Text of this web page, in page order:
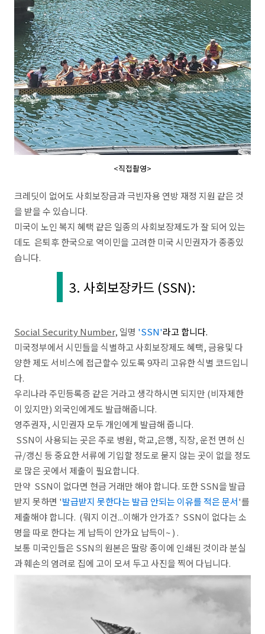
<직접촬영>
크레딧이 없어도 사회보장금과 극빈자용 연방 재정 지원 같은 것
을 받을 수 있습니다.
미국이 노인 복지 혜택 같은 일종의 사회보장제도가 잘 되어 있는
데도 은퇴후 한국으로 역이민을 고려한 미국 시민권자가 종종있
습니다.
3. 사회보장카드 (SSN):
Social Security Number, 일명 'SSN'라고 합니다.
미국정부에서 시민들을 식별하고 사회보장제도 혜택, 금융및 다
양한 제도 서비스에 접근할수 있도록 9자리 고유한 식별 코드입니
다.
우리나라 주민등록증 같은 거라고 생각하시면 되지만 (비자제한
이 있지만) 외국인에게도 발급해줍니다.
영주권자, 시민권자 모두 개인에게 발급해 줍니다.
SSN이 사용되는 곳은 주로 병원, 학교,은행, 직장, 운전 면허 신
규/갱신 등 중요한 서류에 기입할 정도로 묻지 않는 곳이 없을 정도
로 많은 곳에서 제출이 필요합니다.
만약 SSN이 없다면 현금 거래만 해야 합니다. 또한 SSN을 발급
받지 못하면 '발급받지 못한다는 발급 안되는 이유를 적은 문서'를
제출해야 합니다. (뭐지 이건...이해가 안가죠? SSN이 없다는 소
명을 따로 한다는 게 납득이 안가요 납득이~ ) .
보통 미국인들은 SSN의 원본은 딸랑 종이에 인쇄된 것이라 분실
과 훼손의 염려로 집에 고이 모셔 두고 사진을 찍어 다닙니다.